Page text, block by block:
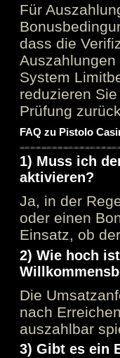
Für
dass die
System
reduzieren
Prüfung
FAQ zu Pistolo
1) Muss ich
aktivieren?
Ja, in der
oder einen
Einsatz, ob
2) Wie hoch
Die
nach
auszahlbar
3) Gibt es ein